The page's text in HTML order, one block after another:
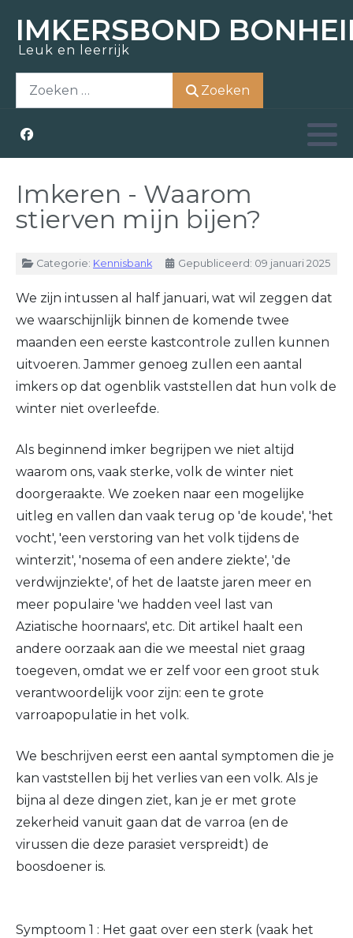
IMKERSBOND
Leuk en leerrijk
Zoeken
Imkeren - Waarom
stierven mijn bijen?
DetailsCategorie: Kennisbank Gepubliceerd: 09 januari 2025
We zijn intussen al half januari, wat wil zeggen dat
we waarschijnlijk binnen de komende twee
maanden een eerste kastcontrole zullen kunnen
uitvoeren. Jammer genoeg zullen een aantal
imkers op dat ogenblik vaststellen dat hun volk de
winter niet overleefde.
Als beginnend imker begrijpen we niet altijd
waarom ons, vaak sterke, volk de winter niet
doorgeraakte. We zoeken naar een mogelijke
uitleg en vallen dan vaak terug op 'de koude', 'het
vocht', 'een verstoring van het volk tijdens de
winterzit', 'nosema of een andere ziekte', 'de
verdwijnziekte', of het de laatste jaren meer en
meer populaire 'we hadden veel last van
Aziatische hoornaars', etc. Dit artikel haalt een
andere oorzaak aan die we meestal niet graag
toegeven, omdat we er zelf voor een groot stuk
verantwoordelijk voor zijn: een te grote
varroapopulatie in het volk.
We beschrijven eerst een aantal symptomen die je
kan vaststellen bij het verlies van een volk. Als je
bijna al deze dingen ziet, kan je er met grote
zekerheid vanuit gaan dat de varroa (en de
virussen die deze parasiet verspreidt) de
boosdoener is.
Symptoom 1 : Het gaat over een sterk (vaak het
Honing kopen
Zwermen scheppen
Materiaal ontlenen
Lid worden
Raad van bestuur
Kerntaken
Vrijwilligers
Lid worden
Weetjes
Links